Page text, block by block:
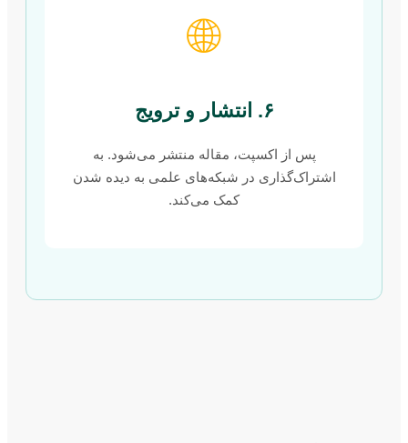
🌐
۶. انتشار و ترویج
پس از اکسپت، مقاله منتشر می‌شود. به
اشتراک‌گذاری در شبکه‌های علمی به دیده شدن
کمک می‌کند.